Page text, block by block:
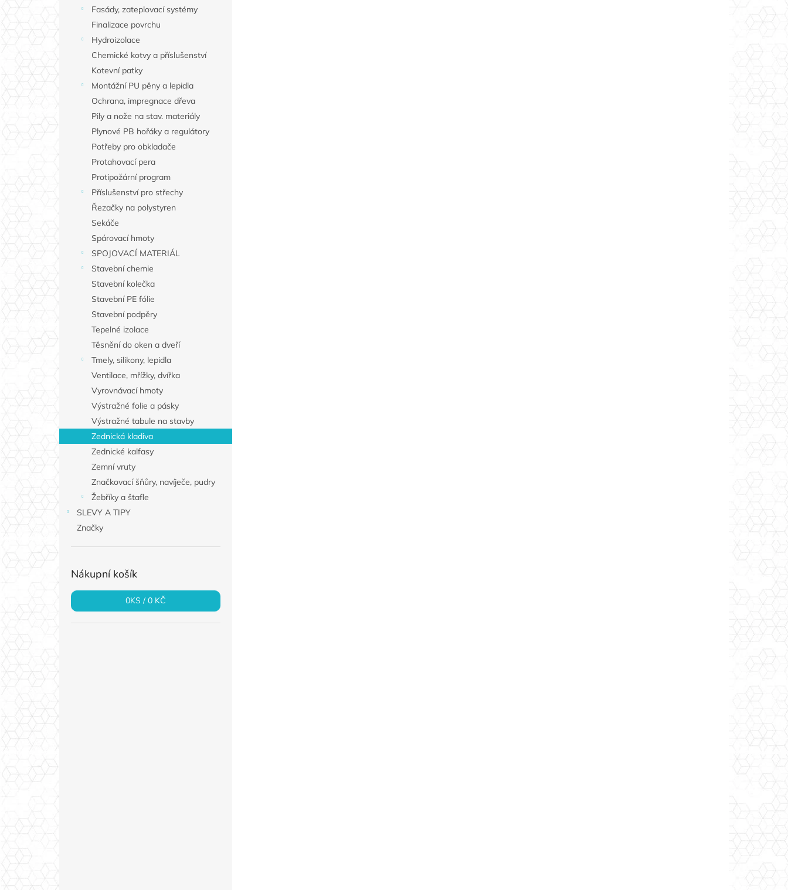
Fasády, zateplovací systémy
Finalizace povrchu
Hydroizolace
Chemické kotvy a příslušenství
Kotevní patky
Montážní PU pěny a lepidla
Ochrana, impregnace dřeva
Pily a nože na stav. materiály
Plynové PB hořáky a regulátory
Potřeby pro obkladače
Protahovací pera
Protipožární program
Příslušenství pro střechy
Řezačky na polystyren
Sekáče
Spárovací hmoty
SPOJOVACÍ MATERIÁL
Stavební chemie
Stavební kolečka
Stavební PE fólie
Stavební podpěry
Tepelné izolace
Těsnění do oken a dveří
Tmely, silikony, lepidla
Ventilace, mřížky, dvířka
Vyrovnávací hmoty
Výstražné folie a pásky
Výstražné tabule na stavby
Zednická kladiva
Zednické kalfasy
Zemní vruty
Značkovací šňůry, navíječe, pudry
Žebříky a štafle
SLEVY A TIPY
Značky
Nákupní košík
0KS /0 KČ